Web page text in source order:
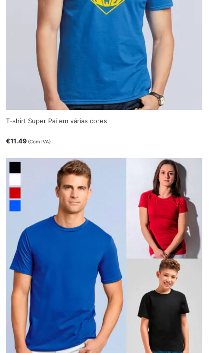
T-shirt Super Pai em várias cores
€11.49 (Com IVA)